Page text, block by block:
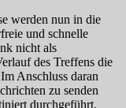
werden nun in die
und schnelle
nicht als
des Treffens die
Anschluss daran
zu senden
durchgeführt,